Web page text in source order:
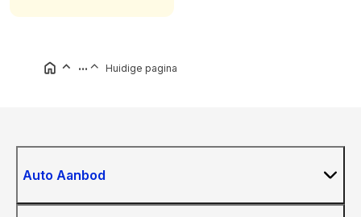
... Huidige pagina
Auto Aanbod